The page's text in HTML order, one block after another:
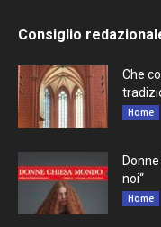
Consiglio
Che
Home
noi“
Home